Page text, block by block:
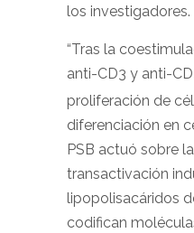
los investigadores.
“Tras la
anti-CD3 y anti-
proliferación de
diferenciación en
PSB actuó sobre
transactivación
lipopolisacáridos
codifican